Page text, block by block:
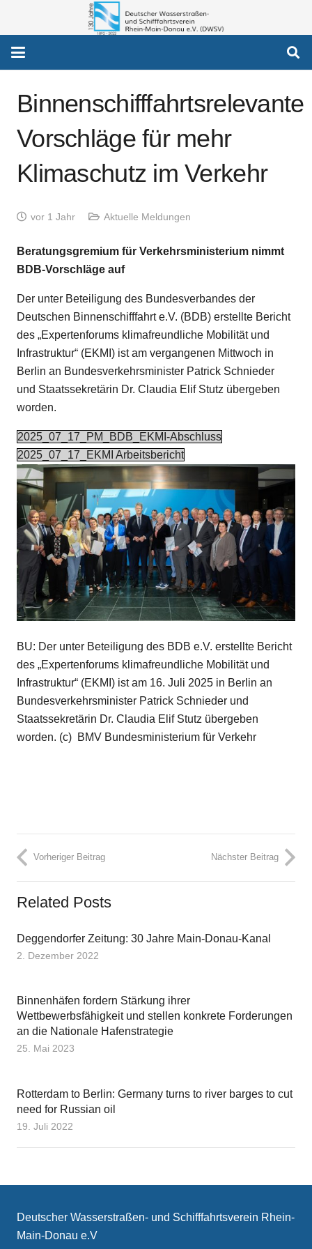
Binnenschifffahrtsrelevante
Vorschläge für mehr
Klimaschutz im Verkehr
vor 1 Jahr Aktuelle Meldungen
Beratungsgremium für Verkehrsministerium nimmt
BDB-Vorschläge auf
Der unter Beteiligung des Bundesverbandes der
Deutschen Binnenschifffahrt e.V. (BDB) erstellte Bericht
des „Expertenforums klimafreundliche Mobilität und
Infrastruktur“ (EKMI) ist am vergangenen Mittwoch in
Berlin an Bundesverkehrsminister Patrick Schnieder
und Staatssekretärin Dr. Claudia Elif Stutz übergeben
worden.
2025_07_17_PM_BDB_EKMI-Abschluss
2025_07_17_EKMI Arbeitsbericht
BU: Der unter Beteiligung des BDB e.V. erstellte Bericht
des „Expertenforums klimafreundliche Mobilität und
Infrastruktur“ (EKMI) ist am 16. Juli 2025 in Berlin an
Bundesverkehrsminister Patrick Schnieder und
Staatssekretärin Dr. Claudia Elif Stutz übergeben
worden. (c) BMV Bundesministerium für Verkehr
Vorheriger Beitrag Nächster Beitrag
Related Posts
Deggendorfer Zeitung: 30 Jahre Main-Donau-Kanal
2. Dezember 2022
Binnenhäfen fordern Stärkung ihrer
Wettbewerbsfähigkeit und stellen konkrete Forderungen
an die Nationale Hafenstrategie
25. Mai 2023
Rotterdam to Berlin: Germany turns to river barges to cut
need for Russian oil
19. Juli 2022
Deutscher Wasserstraßen- und Schifffahrtsverein Rhein-
Main-Donau e.V